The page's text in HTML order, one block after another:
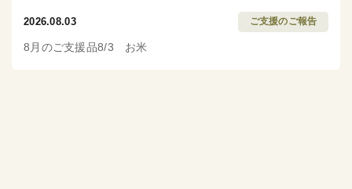
2026.08.03 ご支援のご報告
8月のご支援品8/3 お米